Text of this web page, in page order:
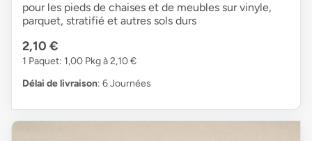
pour les pieds de chaises et de meubles sur vinyle,
parquet, stratifié et autres sols durs
2,10 €
1 Paquet: 1,00 Pkg à 2,10 €
Délai de livraison: 6 Journées